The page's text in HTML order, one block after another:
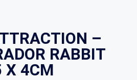
–
RABBIT
X 4CM